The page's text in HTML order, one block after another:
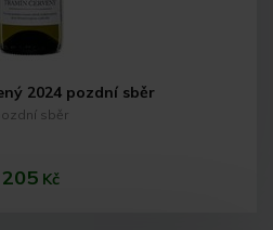
2024 pozdní sběr
sběr
205 Kč